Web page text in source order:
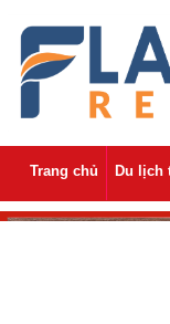
Trang chủ Du lịch